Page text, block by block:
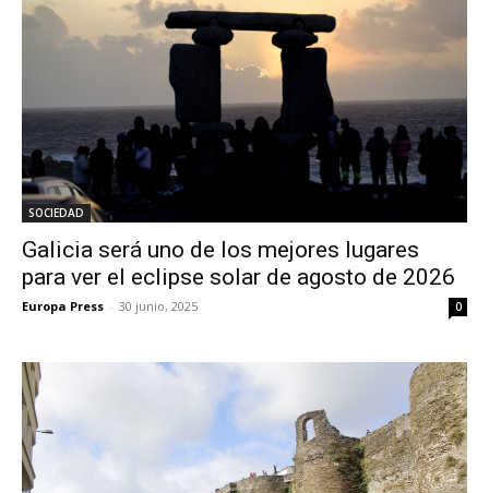
SOCIEDAD
Galicia será uno de los mejores lugares
para ver el eclipse solar de agosto de 2026
Europa Press - 30 junio, 2025 0